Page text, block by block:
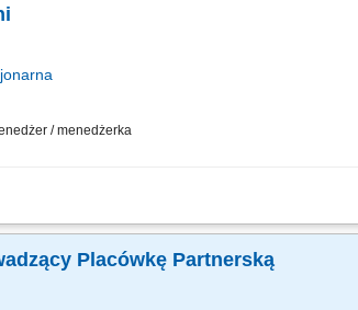
/ menedżerka
w oparciu o sprawdzony model biznesowy.
Placówkę Partnerską